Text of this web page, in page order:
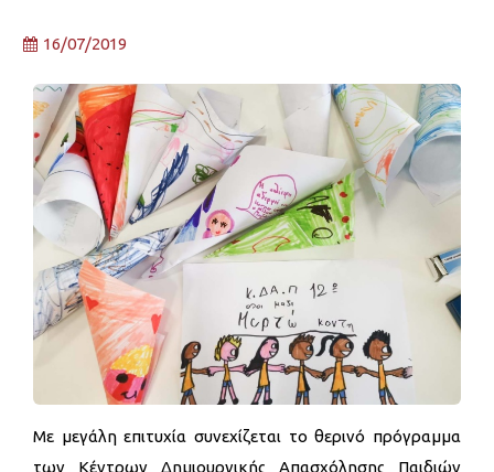
16/07/2019
Με μεγάλη επιτυχία συνεχίζεται το θερινό πρόγραμμα
των Κέντρων Δημιουργικής Απασχόλησης Παιδιών